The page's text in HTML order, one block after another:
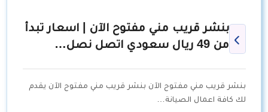
بنشر قريب مني مفتوح الآن | اسعار تبدأ
من 49 ريال سعودي اتصل نصل…
بنشر قريب مني مفتوح الآن بنشر قريب مني مفتوح الآن يقدم
لك كافة اعمال الصيانة…